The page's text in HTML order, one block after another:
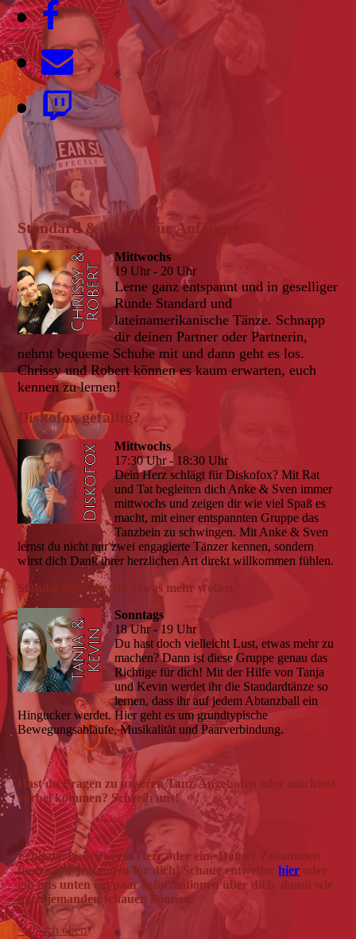
Standard & Latein für Anfänger
Mittwochs
19 Uhr - 20 Uhr
Lerne ganz entspannt und in geselliger
Runde Standard und
lateinamerikanische Tänze. Schnapp
dir deinen Partner oder Partnerin,
nehmt bequeme Schuhe mit und dann geht es los.
Chrissy und Robert können es kaum erwarten, euch
kennen zu lernen!
Diskofox gefällig?
Mittwochs
17:30 Uhr - 18:30 Uhr
Dein Herz schlägt für Diskofox? Mit Rat
und Tat begleiten dich Anke & Sven immer
mittwochs und zeigen dir wie viel Spaß es
macht, mit einer entspannten Gruppe das
Tanzbein zu schwingen. Mit Anke & Sven
lernst du nicht nur zwei engagierte Tänzer kennen, sondern
wirst dich Dank ihrer herzlichen Art direkt willkommen fühlen.
Standard für die, die etwas mehr wollen.
Sonntags
18 Uhr - 19 Uhr
Du hast doch vielleicht Lust, etwas mehr zu
machen? Dann ist diese Gruppe genau das
Richtige für dich! Mit der Hilfe von Tanja
und Kevin werdet ihr die Standardtänze so
lernen, dass ihr auf jedem Abtanzball ein
Hingucker werdet. Hier geht es um grundtypische
Bewegungsabläufe, Musikalität und Paarverbindung.
Hast du Fragen zu unseren Tanz-Angeboten oder möchtest
vorbei kommen? Schreib uns!
Fehlt die vielleicht ein Herr oder eine Dame? Zusammen
finden wir jemanden für dich! Schaue entwederhier oder
gib uns unten ein paar Informationen über dich, damit wir
nach jemanden schauen können:
<< nach oben